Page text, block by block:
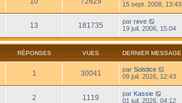
15 sept. 2008, 13:43
13 181735 par reve
19 juil. 2006, 15:04
RÉPONSES VUES DERNIER MESSAGE
1 30041 par Solstice
09 juil. 2026, 12:43
2 1119 par Kassie
01 juil. 2026, 04:12